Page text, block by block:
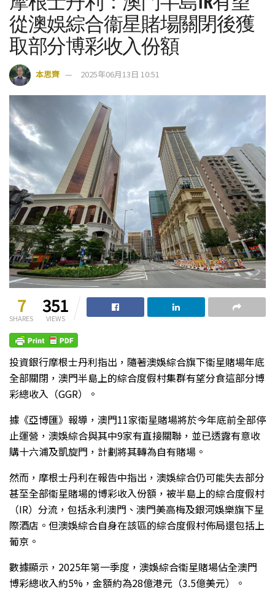
從澳娛綜合衞星賭場關閉後獲
取部分博彩收入份額
本思齊 2025年06月13日 10:51
7
SHARES
351
VIEWS
投資銀行摩根士丹利指出，隨著澳娛綜合旗下衞星賭場年底
全部關閉，澳門半島上的綜合度假村集群有望分食這部分博
彩總收入（GGR）。
據《亞博匯》報導，澳門11家衞星賭場將於今年底前全部停
止運營，澳娛綜合與其中9家有直接關聯，並已透露有意收
購十六浦及凱旋門，計劃將其轉為自有賭場。
然而，摩根士丹利在報告中指出，澳娛綜合仍可能失去部分
甚至全部衞星賭場的博彩收入份額，被半島上的綜合度假村
（IR）分流，包括永利澳門、澳門美高梅及銀河娛樂旗下星
際酒店。但澳娛綜合自身在該區的綜合度假村佈局還包括上
葡京。
數據顯示，2025年第一季度，澳娛綜合衞星賭場佔全澳門
博彩總收入約5%，金額約為28億港元（3.5億美元）。